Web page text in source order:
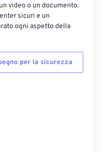
video o un documento.
sicuri e un
ogni aspetto della
per la sicurezza